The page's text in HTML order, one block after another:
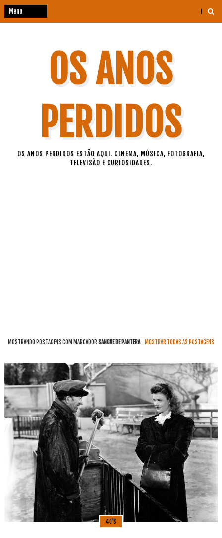
OS ANOS
PERDIDOS
OS ANOS PERDIDOS ESTÃO AQUI. CINEMA, MÚSICA, FOTOGRAFIA,
TELEVISÃO E CURIOSIDADES.
MOSTRANDO POSTAGENS COM MARCADORSANGUE DE PANTERA. MOSTRAR TODAS AS POSTAGENS
40'S